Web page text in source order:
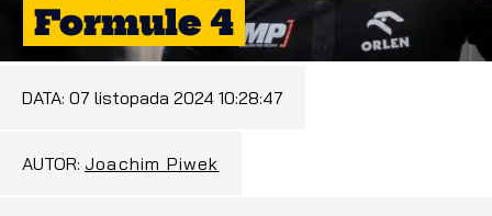
Formule 4
DATA: 07 listopada 2024 10:28:47
AUTOR: Joachim Piwek